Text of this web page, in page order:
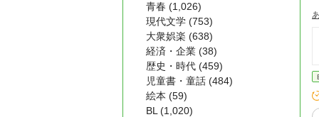
青春 (1,026)
現代文学 (753)
大衆娯楽 (638)
経済・企業 (38)
歴史・時代 (459)
児童書・童話 (484)
絵本 (59)
BL (1,020)